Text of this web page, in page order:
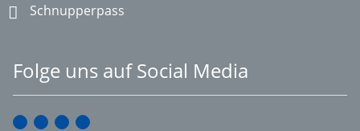
Schnupperpass
Folge uns auf Social Media